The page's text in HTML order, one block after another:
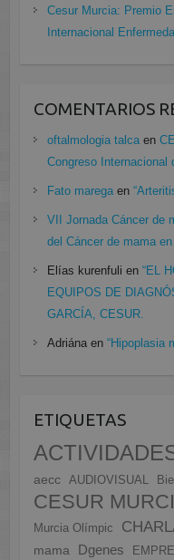
Cesur Murcia: Premio
Internacional
COMENTARIOS
oftalmologia talcaen
Congreso Internacional
Fato maregaen
VII Jornada Cáncer de
del Cáncer de mama
Elías kurenfuli en “EL
EQUIPOS DE
GARCÍA, CESUR.
Adriánaen “Hipoplasia
ETIQUETAS
aecc AUDIOVISUAL
CESUR
Murcia Olímpic
mama
Dgenes